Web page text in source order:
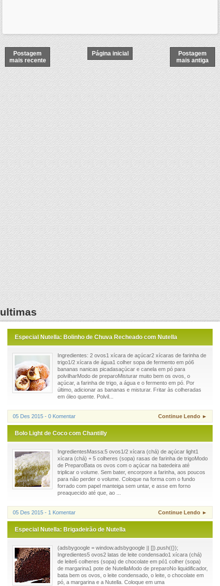
Postagem
mais recente
Postagem
mais antiga
Página inicial
ultimas
Especial Nutella: Bolinho de Chuva Recheado com Nutella
Ingredientes: 2 ovos1 xícara de açúcar2 xícaras de farinha de
trigo1/2 xícara de água1 colher sopa de fermento em pó6
bananas nanicas picadasaçúcar e canela em pó para
polvilharModo de preparoMisturar muito bem os ovos, o
açúcar, a farinha de trigo, a água e o fermento em pó. Por
último, adicionar as bananas e misturar. Fritar às colheradas
em óleo quente. Polvil...
05 Des 2015 - 0 Komentar Continue Lendo ►
Bolo Light de Coco com Chantilly
IngredientesMassa:5 ovos1/2 xícara (chá) de açúcar light1
xícara (chá) + 5 colheres (sopa) rasas de farinha de trigoModo
de PreparoBata os ovos com o açúcar na batedeira até
triplicar o volume. Sem bater, encorpore a farinha, aos poucos
para não perder o volume. Coloque na forma com o fundo
forrado com papel manteiga sem untar, e asse em forno
preaquecido até que, ao ...
05 Des 2015 - 1 Komentar Continue Lendo ►
Especial Nutella: Brigadeirão de Nutella
(adsbygoogle = window.adsbygoogle || []).push({});
Ingredientes5 ovos2 latas de leite condensado1 xícara (chá)
de leite6 colheres (sopa) de chocolate em pó1 colher (sopa)
de margarina1 pote de NutellaModo de preparoNo liquidificador,
bata bem os ovos, o leite condensado, o leite, o chocolate em
pó, a margarina e a Nutella. Coloque em uma